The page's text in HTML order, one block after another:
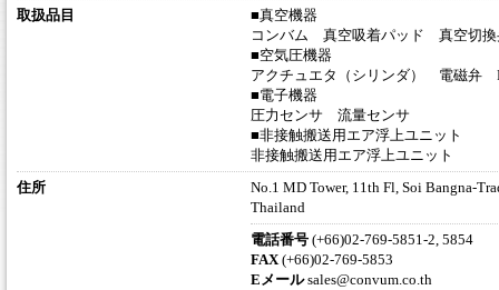
取扱品目
■真空機器
コンバム 真空吸着パッド 真空切
■空気圧機器
アクチュエタ（シリンダ） 電磁弁
■電子機器
圧力センサ 流量センサ
■非接触搬送用エア浮上ユニット
非接触搬送用エア浮上ユニット
住所
No.1 MD Tower, 11th Fl, Soi Bangna-
Thailand
電話番号 (+66)02-769-5851-2, 5854
FAX(+66)02-769-5853
Eメールsales@convum.co.th